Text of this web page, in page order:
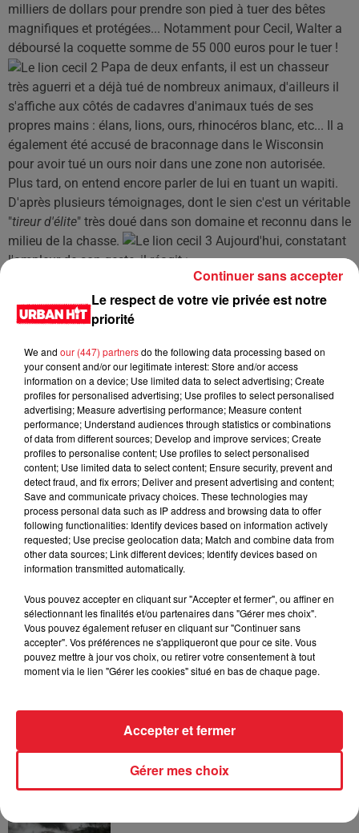
milliers de dollars pour prendre son pied à tuer des bêtes
magnifiques et protégées... Notamment pour Cecil, Walter a
déboursé la coquette somme de 55 000 euros pour le tuer !
Papa de deux enfants, il est un chasseur
très aguerri et a déjà tué de nombreux animaux, d'ailleurs il
s'affiche aux côtés de cadavres d'animaux tués de ses
propres mains : élans, lions, ours, rhinocéros blanc, etc... Il a
également été accusé de braconnage dans le Wisconsin
pour avoir tué un ours noir dans une zone non autorisée.
Plus tard, on entend encore parler de lui en tuant un wapiti.
D'après plusieurs témoignages, dont le sien c'est un véritable
"tireur d'élite" très doué dans son domaine et reconnu dans le
milieu de la chasse.
Aujourd'hui, constatant
l'ampleur de son geste, il réagit :
Je regrette profondément que la poursuite d'une activité
que j'aime et que je pratique avec responsabilité et dans la
légalité se soit traduite par la mort de ce lion [...] dont je ne
LES DERNIÈRES NEWS Voir plus
Jay-Z se bat contre la grand-mère
d'un homme prétendant être son fils
Cassie met fin à une ex-escorte
masculine dans sa bataille...
Des vitres tombent de la tour
Montparnasse : des désaccords
Incendies en Gironde : encore
plusieurs semaines avant
l'extinction...
Le respect de votre vie privée est notre
priorité
We and our (447) partnersdo the following data processing based on
your consent and/or our legitimate interest: Store and/or access
information on a device; Use limited data to select advertising; Create
profiles for personalised advertising; Use profiles to select personalised
advertising; Measure advertising performance; Measure content
performance; Understand audiences through statistics or combinations
of data from different sources; Develop and improve services; Create
profiles to personalise content; Use profiles to select personalised
content; Use limited data to select content; Ensure security, prevent and
detect fraud, and fix errors; Deliver and present advertising and content;
Save and communicate privacy choices. These technologies may
process personal data such as IP address and browsing data to offer
following functionalities: Identify devices based on information actively
requested; Use precise geolocation data; Match and combine data from
other data sources; Link different devices; Identify devices based on
information transmitted automatically.
Vous pouvez accepter en cliquant sur "Accepter et fermer", ou affiner en
sélectionnant les finalités et/ou partenaires dans "Gérer mes choix".
Vous pouvez également refuser en cliquant sur "Continuer sans
accepter". Vos préférences ne s'appliqueront que pour ce site. Vous
pouvez mettre à jour vos choix, ou retirer votre consentement à tout
moment via le lien "Gérer les cookies" situé en bas de chaque page.
Gérer mes choix
Accepter et fermer
Continuer sans accepter